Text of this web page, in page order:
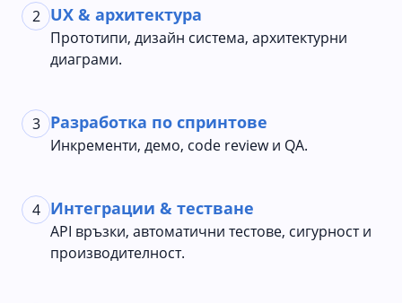
2 UX & архитектура
Прототипи, дизайн система, архитектурни
диаграми.
3 Разработка по спринтове
Инкременти, демо, code review и QA.
4 Интеграции & тестване
API връзки, автоматични тестове, сигурност и
производителност.